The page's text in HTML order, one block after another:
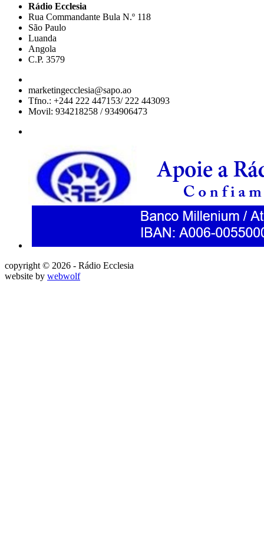
Rádio Ecclesia
Rua Commandante Bula N.º 118
São Paulo
Luanda
Angola
C.P. 3579
marketingecclesia@sapo.ao
Tfno.: +244 222 447153/ 222 443093
Movil: 934218258 / 934906473
copyright © 2026 - Rádio Ecclesia
website by webwolf